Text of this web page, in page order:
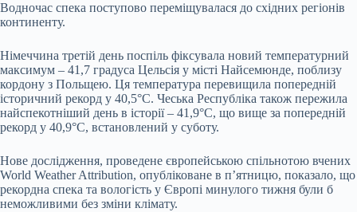
Водночас спека поступово переміщувалася до східних регіонів
континенту.
Німеччина третій день поспіль фіксувала новий температурний
максимум – 41,7 градуса Цельсія у місті Найсемюнде, поблизу
кордону з Польщею. Ця температура перевищила попередній
історичний рекорд у 40,5°C. Чеська Республіка також пережила
найспекотніший день в історії – 41,9°C, що вище за попередній
рекорд у 40,9°C, встановлений у суботу.
Нове дослідження, проведене європейською спільнотою вчених
World Weather Attribution, опубліковане в п’ятницю, показало, що
рекордна спека та вологість у Європі минулого тижня були б
неможливими без зміни клімату.